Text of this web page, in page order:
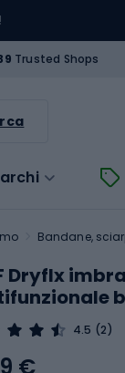
Trusted Shops
Bandane,
Dryflx
4.5 (2)
€